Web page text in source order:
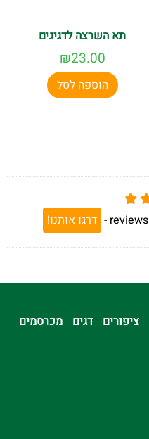
תא השרצה לדגיגים
₪23.00
הוספה לסל
reviews
- דרגו אותנו!
ציפורים דגים מכרסמים